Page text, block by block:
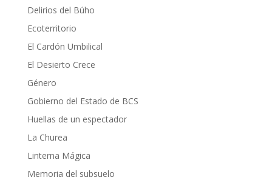
Delirios del Búho
Ecoterritorio
El Cardón Umbilical
El Desierto Crece
Género
Gobierno del Estado de BCS
Huellas de un espectador
La Churea
Linterna Mágica
Memoria del subsuelo